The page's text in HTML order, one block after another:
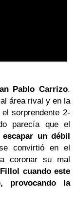
Pablo Carrizo.
área rival y en la
sorprendente 2-
parecía que el
un débil
convirtió en el
coronar su mal
cuando este
provocando la